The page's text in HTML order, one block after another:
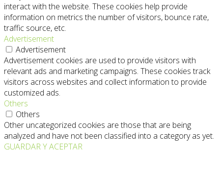
interact with the website. These cookies help provide
information on metrics the number of visitors, bounce rate,
traffic source, etc.
Advertisement
Advertisement
Advertisement cookies are used to provide visitors with
relevant ads and marketing campaigns. These cookies track
visitors across websites and collect information to provide
customized ads.
Others
Others
Other uncategorized cookies are those that are being
analyzed and have not been classified into a category as yet.
GUARDAR Y ACEPTAR